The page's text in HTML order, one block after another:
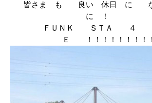
皆さま も 良い 休日 に な
に ！
ＦＵＮＫ ＳＴＡ ４
Ｅ ！！！！！！！！！